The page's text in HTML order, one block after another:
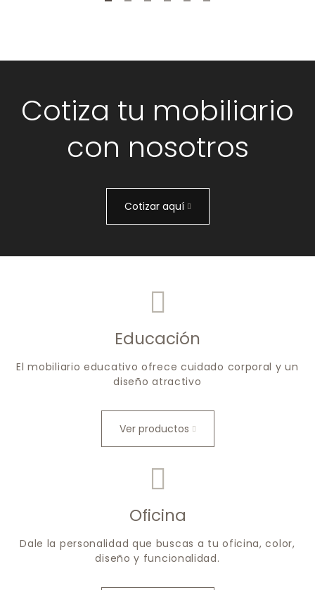
Cotiza tu mobiliario
con nosotros
Cotizar aquí
Educación
El mobiliario educativo ofrece cuidado corporal y un
diseño atractivo
Ver productos
Oficina
Dale la personalidad que buscas a tu oficina, color,
diseño y funcionalidad.